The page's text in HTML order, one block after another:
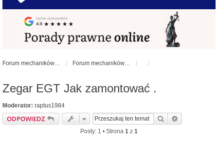
Forum mechaników samochodowych - forum-mechaniczne.pl Forum mechaników samochodowych
Zegar EGT Jak zamontować .
Moderator: raptus1984
ODPOWIEDZ Szukaj
Posty: 1 • Strona 1 z 1